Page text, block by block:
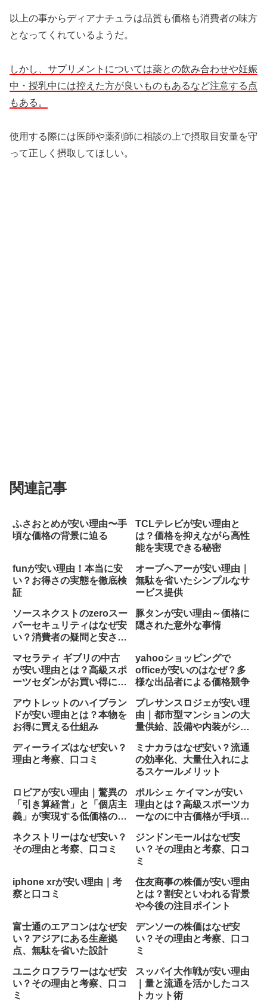
以上の事からディアナチュラは品質も価格も消費者の味方
となってくれているようだ。
しかし、サプリメントについては薬との飲み合わせや妊娠
中・授乳中には控えた方が良いものもあるなど注意する点
もある。
使用する際には医師や薬剤師に相談の上で摂取目安量を守
って正しく摂取してほしい。
関連記事
ふさおとめが安い理由〜手
頃な価格の背景に迫る
TCLテレビが安い理由と
は？価格を抑えながら高性
能を実現できる秘密
funが安い理由！本当に安
い？お得さの実態を徹底検
証
オーブヘアーが安い理由｜
無駄を省いたシンプルなサ
ービス提供
ソースネクストのzeroスー
パーセキュリティはなぜ安
い？消費者の疑問と安さの
豚タンが安い理由～価格に
隠された意外な事情
マセラティ ギブリの中古
が安い理由とは？高級スポ
ーツセダンがお買い得にな
yahooショッピングで
officeが安いのはなぜ？多
様な出品者による価格競争
アウトレットのハイブラン
ドが安い理由とは？本物を
お得に買える仕組み
プレサンスロジェが安い理
由｜都市型マンションの大
量供給、設備や内装がシン
ディーライズはなぜ安い？
理由と考察、口コミ
ミナカラはなぜ安い？流通
の効率化、大量仕入れによ
るスケールメリット
ロピアが安い理由｜驚異の
「引き算経営」と「個店主
義」が実現する低価格の秘
ポルシェ ケイマンが安い
理由とは？高級スポーツカ
ーなのに中古価格が手頃な
ネクストリーはなぜ安い？
その理由と考察、口コミ
ジンドンモールはなぜ安
い？その理由と考察、口コ
ミ
iphone xrが安い理由｜考
察と口コミ
住友商事の株価が安い理由
とは？割安といわれる背景
や今後の注目ポイント
富士通のエアコンはなぜ安
い？アジアにある生産拠
点、無駄を省いた設計
デンソーの株価はなぜ安
い？その理由と考察、口コ
ミ
ユニクロフラワーはなぜ安
い？その理由と考察、口コ
ミ
スッパイ大作戦が安い理由
｜量と流通を活かしたコス
トカット術